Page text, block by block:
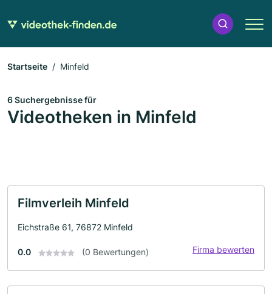
Startseite Minfeld
6 Suchergebnisse für
Videotheken in Minfeld
Filmverleih Minfeld
Eichstraße 61, 76872 Minfeld
0.0 (0 Bewertungen) Firma bewerten